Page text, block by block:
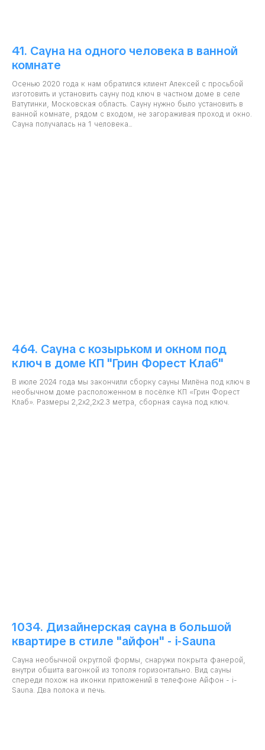
41. Сауна на одного человека в ванной
комнате
Осенью 2020 года к нам обратился клиент Алексей с просьбой
изготовить и установить сауну под ключ в частном доме в селе
Ватутинки, Московская область. Сауну нужно было установить в
ванной комнате, рядом с входом, не загораживая проход и окно.
Сауна получалась на 1 человека...
464. Сауна с козырьком и окном под
ключ в доме КП "Грин Форест Клаб"
В июле 2024 года мы закончили сборку сауны Милёна под ключ в
необычном доме расположенном в посёлке КП «Грин Форест
Клаб». Размеры 2,2х2,2х2.3 метра, сборная сауна под ключ.
1034. Дизайнерская сауна в большой
квартире в стиле "айфон" - i-Sauna
Сауна необычной округлой формы, снаружи покрыта фанерой,
внутри обшита вагонкой из тополя горизонтально. Вид сауны
спереди похож на иконки приложений в телефоне Айфон - i-
Sauna. Два полока и печь.